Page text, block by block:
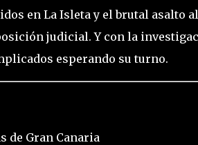
en La Isleta y el brutal asalto al
judicial. Y con la
esperando su turno.
de Gran Canaria